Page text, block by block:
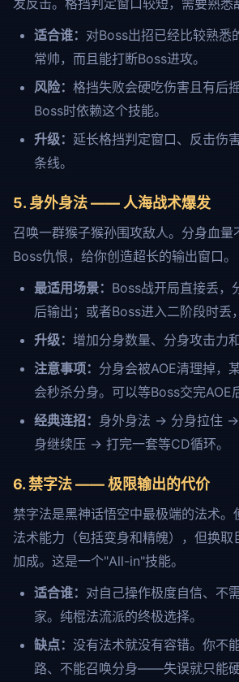
发反击。格挡判定窗口较短，需要熟悉
适合谁： 对Boss出招已经比较熟悉
常帅，而且能打断Boss进攻。
风险： 格挡失败会硬吃伤害且有后
Boss时依赖这个技能。
升级： 延长格挡判定窗口、反击伤
条线。
5. 身外身法 —— 人海战术爆发
召唤一群猴子猴孙围攻敌人。分身血量
Boss仇恨，给你创造超长的输出窗口。
最适用场景： Boss战开局直接丢，
后输出；或者Boss进入二阶段时丢
升级： 增加分身数量、分身攻击力
注意事项： 分身会被AOE清理掉，
会秒杀分身。可以等Boss交完AOE
经典连招： 身外身法 → 分身拉住
身继续压 → 打完一套等CD循环。
6. 禁字法 —— 极限输出的代价
禁字法是黑神话悟空中最极端的法术。
法术能力（包括变身和精魄），但换取
加成。这是一个"All-in"技能。
适合谁： 对自己操作极度自信、不
家。纯棍法流派的终极选择。
缺点： 没有法术就没有容错。你不
路、不能召唤分身——失误就只能硬